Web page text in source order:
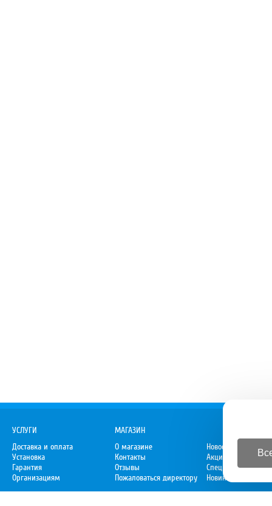
УСЛУГИ
Доставка и оплата
Установка
Гарантия
Организациям
МАГАЗИН
О магазине
Контакты
Отзывы
Пожаловаться директору
Новости
Акции
Спецпредложения
Новинки